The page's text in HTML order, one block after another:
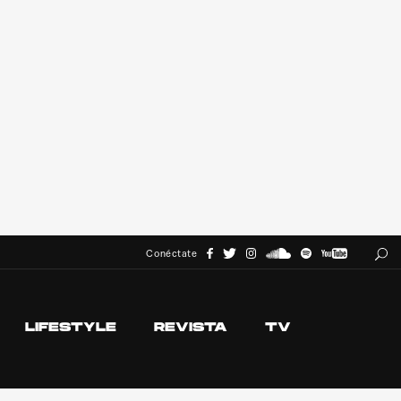
Conéctate
LIFESTYLE REVISTA TV